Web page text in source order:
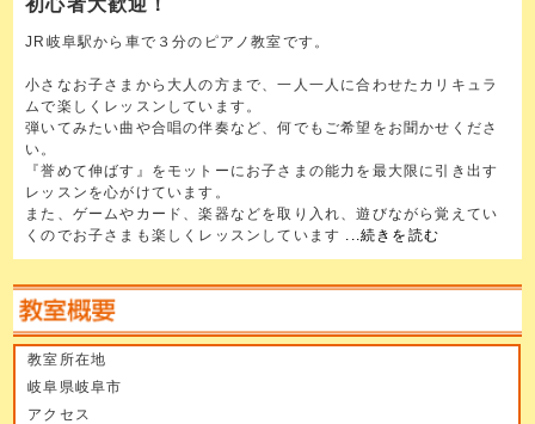
JR岐阜駅から車で３分のピアノ教室です。
小さなお子さまから大人の方まで、一人一人に合わせたカリキュラ
ムで楽しくレッスンしています。
弾いてみたい曲や合唱の伴奏など、何でもご希望をお聞かせくださ
い。
『誉めて伸ばす』をモットーにお子さまの能力を最大限に引き出す
レッスンを心がけています。
また、ゲームやカード、楽器などを取り入れ、遊びながら覚えてい
くのでお子さまも楽しくレッスンしています ...続きを読む
教室所在地
岐阜県岐阜市
アクセス